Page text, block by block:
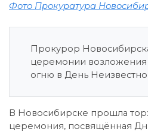
Фото Прокуратура
Прокурор
церемонии
огню в День
В Новосибирске прошла
церемония, посвящённая